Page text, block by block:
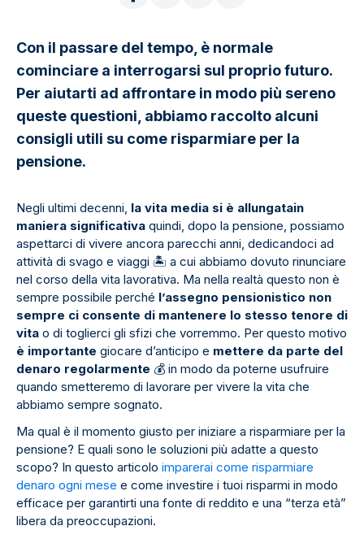
Con il passare del tempo, è normale
cominciare a interrogarsi sul proprio futuro.
Per aiutarti ad affrontare in modo più sereno
queste questioni, abbiamo raccolto alcuni
consigli utili su come risparmiare per la
pensione.
Negli ultimi decenni, la vita media si è allungatain
maniera significativa quindi, dopo la pensione, possiamo
aspettarci di vivere ancora parecchi anni, dedicandoci ad
attività di svago e viaggi 🏝 ️ a cui abbiamo dovuto rinunciare
nel corso della vita lavorativa. Ma nella realtà questo non è
sempre possibile perché l’assegno pensionistico non
sempre ci consente di mantenere lo stesso tenore di
vita o di toglierci gli sfizi che vorremmo. Per questo motivo
è importante giocare d’anticipo e mettere da parte del
denaro regolarmente 💰 in modo da poterne usufruire
quando smetteremo di lavorare per vivere la vita che
abbiamo sempre sognato.
Ma qual è il momento giusto per iniziare a risparmiare per la
pensione? E quali sono le soluzioni più adatte a questo
scopo? In questo articolo imparerai come risparmiare
denaro ogni mese e come investire i tuoi risparmi in modo
efficace per garantirti una fonte di reddito e una “terza età”
libera da preoccupazioni.